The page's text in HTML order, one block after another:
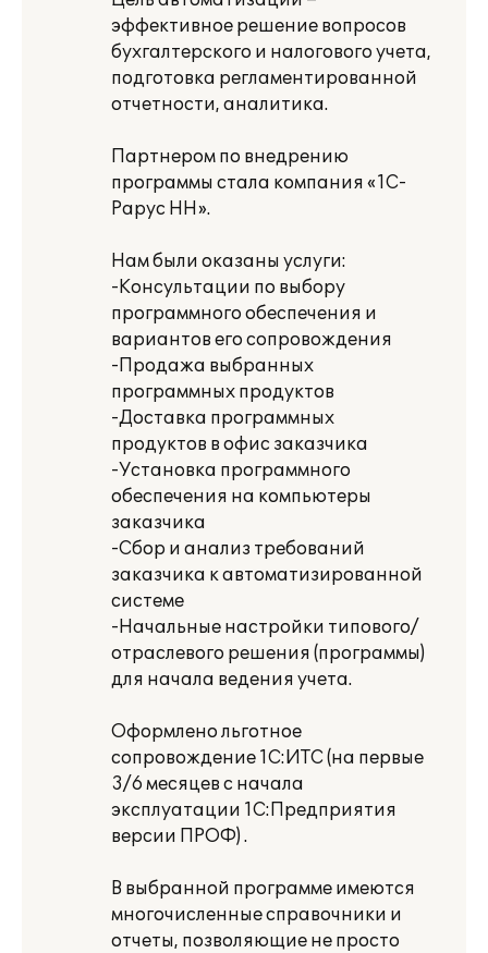
эффективное решение вопросов
бухгалтерского и налогового учета,
подготовка регламентированной
отчетности, аналитика.
Партнером по внедрению
программы стала компания «1С-
Рарус НН».
Нам были оказаны услуги:
-Консультации по выбору
программного обеспечения и
вариантов его сопровождения
-Продажа выбранных
программных продуктов
-Доставка программных
продуктов в офис заказчика
-Установка программного
обеспечения на компьютеры
заказчика
-Сбор и анализ требований
заказчика к автоматизированной
системе
-Начальные настройки типового/
отраслевого решения (программы)
для начала ведения учета.
Оформлено льготное
сопровождение 1С:ИТС (на первые
3/6 месяцев с начала
эксплуатации 1С:Предприятия
версии ПРОФ) .
В выбранной программе имеются
многочисленные справочники и
отчеты, позволяющие не просто